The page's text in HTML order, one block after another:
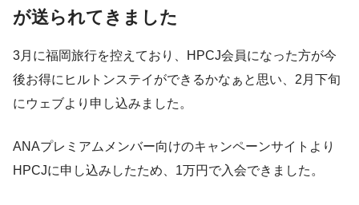
が送られてきました
3月に福岡旅行を控えており、HPCJ会員になった方が今
後お得にヒルトンステイができるかなぁと思い、2月下旬
にウェブより申し込みました。
ANAプレミアムメンバー向けのキャンペーンサイトより
HPCJに申し込みしたため、1万円で入会できました。